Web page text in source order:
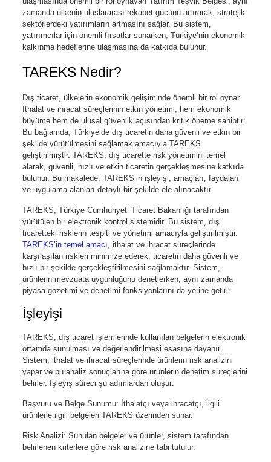
zamanda ülkenin uluslararası rekabet gücünü artırarak, stratejik
sektörlerdeki yatırımların artmasını sağlar. Bu sistem,
yatırımcılar için önemli fırsatlar sunarken, Türkiye’nin ekonomik
kalkınma hedeflerine ulaşmasına da katkıda bulunur.
TAREKS Nedir?
Dış ticaret, ülkelerin ekonomik gelişiminde önemli bir rol oynar.
İthalat ve ihracat süreçlerinin etkin yönetimi, hem ekonomik
büyüme hem de ulusal güvenlik açısından kritik öneme sahiptir.
Bu bağlamda, Türkiye’de dış ticaretin daha güvenli ve etkin bir
şekilde yürütülmesini sağlamak amacıyla TAREKS
geliştirilmiştir. TAREKS, dış ticarette risk yönetimini temel
alarak, güvenli, hızlı ve etkin ticaretin gerçekleşmesine katkıda
bulunur. Bu makalede, TAREKS’in işleyişi, amaçları, faydaları
ve uygulama alanları detaylı bir şekilde ele alınacaktır.
TAREKS, Türkiye Cumhuriyeti Ticaret Bakanlığı tarafından
yürütülen bir elektronik kontrol sistemidir. Bu sistem, dış
ticaretteki risklerin tespiti ve yönetimi amacıyla geliştirilmiştir.
TAREKS’in temel amacı , ithalat ve ihracat süreçlerinde
karşılaşılan riskleri minimize ederek, ticaretin daha güvenli ve
hızlı bir şekilde gerçekleştirilmesini sağlamaktır. Sistem,
ürünlerin mevzuata uygunluğunu denetlerken, aynı zamanda
piyasa gözetimi ve denetimi fonksiyonlarını da yerine getirir.
İşleyişi
TAREKS, dış ticaret işlemlerinde kullanılan belgelerin elektronik
ortamda sunulması ve değerlendirilmesi esasına dayanır.
Sistem, ithalat ve ihracat süreçlerinde ürünlerin risk analizini
yapar ve bu analiz sonuçlarına göre ürünlerin denetim süreçlerini
belirler. İşleyiş süreci şu adımlardan oluşur:
Başvuru ve Belge Sunumu: İthalatçı veya ihracatçı, ilgili
ürünlerle ilgili belgeleri TAREKS üzerinden sunar.
Risk Analizi: Sunulan belgeler ve ürünler, sistem tarafından
belirlenen kriterlere göre risk analizine tabi tutulur.